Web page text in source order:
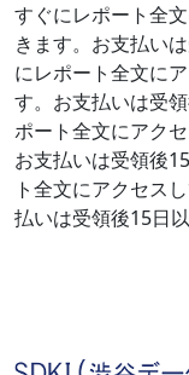
すぐにレポート全
きます。お支払い
にレポート全文に
す。お支払いは受
ポート全文にアク
お支払いは受領後
ト全文にアクセス
払いは受領後15日